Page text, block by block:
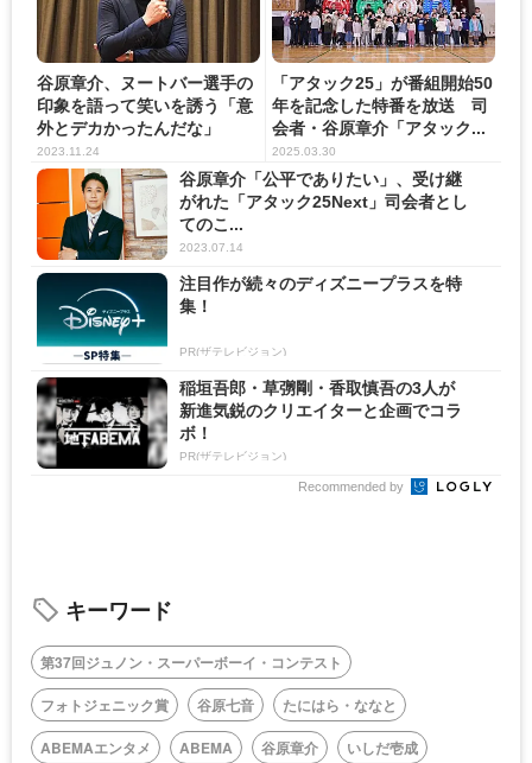
谷原章介、ヌートバー選手の
印象を語って笑いを誘う「意
外とデカかったんだな」
2023.11.24
「アタック25」が番組開始50
年を記念した特番を放送 司
会者・谷原章介「アタック...
2025.03.30
谷原章介「公平でありたい」、受け継
がれた「アタック25Next」司会者とし
てのこ...
2023.07.14
注目作が続々のディズニープラスを特
集！
PR(ザテレビジョン)
稲垣吾郎・草彅剛・香取慎吾の3人が
新進気鋭のクリエイターと企画でコラ
ボ！
PR(ザテレビジョン)
Recommended by
キーワード
第37回ジュノン・スーパーボーイ・コンテスト
フォトジェニック賞
谷原七音
たにはら・ななと
ABEMAエンタメ
ABEMA 谷原章介
いしだ壱成